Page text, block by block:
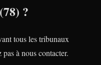
?
tous les tribunaux
à nous contacter.